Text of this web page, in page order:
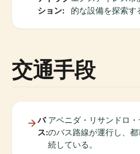
ション:
的な設備を探索す
交通手段
バ
ス:
アベニダ・リサンドロ
のバス路線が運行し、
続している。